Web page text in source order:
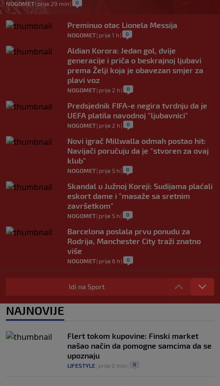
NOGOMET| prije 29 min | 0
Preminuo otac Lionela Messija
NOGOMET| prije 1 h | 0
Aldian Korora: Jedan gol, dvije
generacije i priča o beskrajnoj ljubavi
prema Želji koja je obavezan smjer za
plavi voz
NOGOMET| prije 2 h | 0
Predsjednik FIFA-e negira tvrdnju da je
UEFA platila navodnoj "ljubavnici"
NOGOMET| prije 2 h | 0
Novi igrač Millwalla odmah postao hit:
Navijači poručuju da je "stvoren za ovaj
klub"
NOGOMET| prije 5 h | 0
Skandal u Južnoj Koreji: Sudijama plaćali
eskort dame i "masaže sa sretnim
završetkom"
NOGOMET| prije 5 h | 0
Barcelona poslala prvu ponudu za
Rodrija, Manchester City traži znatno
više
NOGOMET| prije 6 h | 0
Dalić će postati najskuplji hrvatski
trener u historiji i jedan od najplaćenijih
0
ljubav: Njihova priča ponovo postala
viralna
0
Idi na Sport
NAJNOVIJE
Flert tokom kupovine: Finski market
našao način da pomogne samcima da se
upoznaju
LIFESTYLE prije 0 min 0